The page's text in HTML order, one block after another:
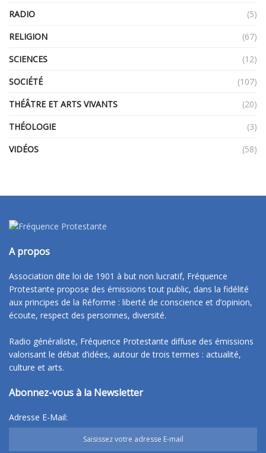
RADIO
(5)
RELIGION
(67)
SCIENCES
(12)
SOCIÉTÉ
(107)
THÉÂTRE ET ARTS VIVANTS
(20)
THÉOLOGIE
(3)
VIDÉOS
(58)
A propos
Association dite loi de 1901 à but non lucratif, Fréquence
Protestante propose des émissions tout public, dans la fidélité
aux principes de la Réforme : liberté de conscience et d’opinion,
écoute, respect des personnes, diversité.
Radio généraliste, Fréquence Protestante diffuse des émissions
valorisant le débat d’idées, autour de trois termes : actualité,
culture et arts.
Abonnez-vous à la Newsletter
Adresse E-Mail: